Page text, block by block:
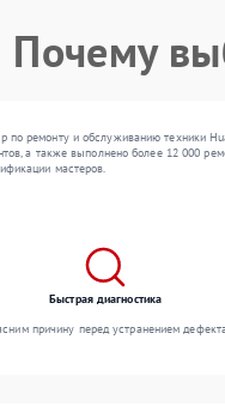
Почему
ремонту и обслуживанию техники
а также выполнено более 12 000
мастеров.
Быстрая диагностика
причину перед устранением